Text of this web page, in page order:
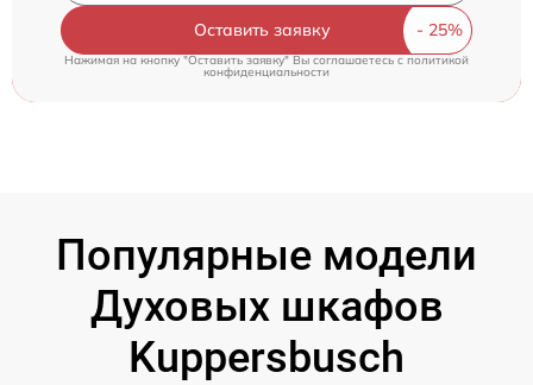
Оставить заявку
Нажимая на кнопку "Оставить заявку" Вы соглашаетесь c политикой
конфиденциальности
Популярные модели
Духовых шкафов
Kuppersbusch